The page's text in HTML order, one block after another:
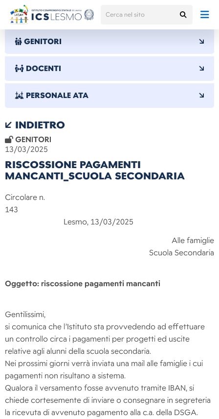
GENITORI
DOCENTI
PERSONALE ATA
INDIETRO
GENITORI
13/03/2025
RISCOSSIONE PAGAMENTI
MANCANTI_SCUOLA SECONDARIA
Circolare n.
Lesmo, 13/03/2025
Alle famiglie
Scuola Secondaria
Oggetto: riscossione pagamenti mancanti
Gentilissimi,
si comunica che l’Istituto sta provvedendo ad effettuare
un controllo circa i pagamenti per progetti ed uscite
relative agli alunni della scuola secondaria.
Nei prossimi giorni verrà inviata una mail alle famiglie i cui
pagamenti non risultano a sistema.
Qualora il versamento fosse avvenuto tramite IBAN, si
chiede cortesemente di inviare o consegnare in segreteria
la ricevuta di avvenuto pagamento alla c.a. della DSGA.